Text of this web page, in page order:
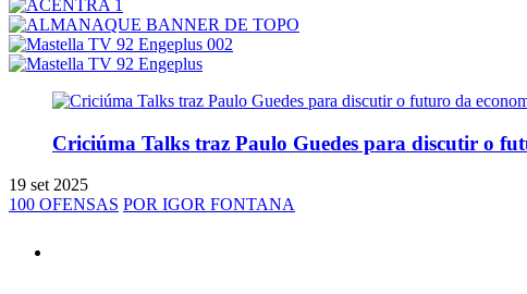
Criciúma Talks traz Paulo Guedes para discutir o
19 set 2025
100 OFENSAS POR IGOR FONTANA